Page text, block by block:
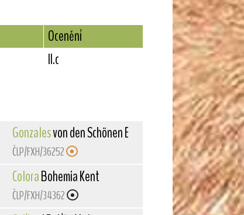
Ocenění
II.c
Gonzalesvon den Schönen Bergen
ČLP/FXH/36252
ColoraBohemia Kent
ČLP/FXH/34362